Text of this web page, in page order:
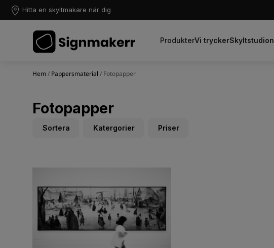
Hitta en skyltmakare när dig
ProdukterVi tryckerSkyltstudion
Hem/ Pappersmaterial / Fotopapper
Fotopapper
Sortera Katergorier Priser